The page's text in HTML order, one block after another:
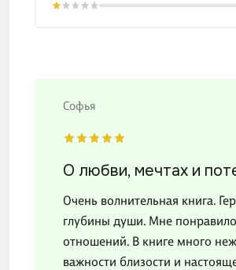
Софья
О любви, мечтах и
Очень волнительная книга.
глубины души. Мне
отношений. В книге много
важности близости и